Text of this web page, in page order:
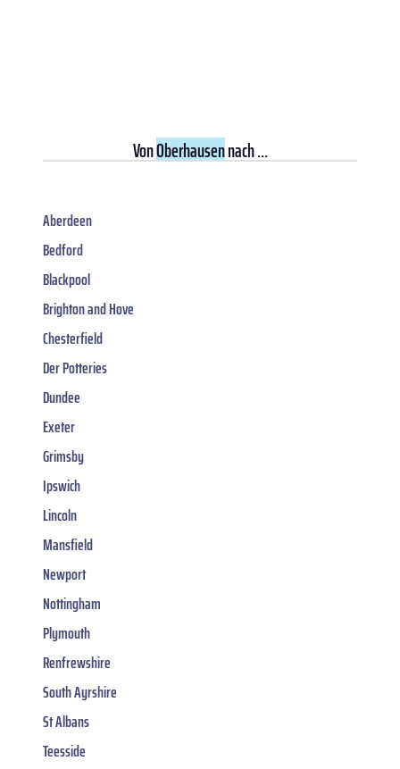
VonOberhausennach ...
Aberdeen
Bedford
Blackpool
Brighton and Hove
Chesterfield
Der Potteries
Dundee
Exeter
Grimsby
Ipswich
Lincoln
Mansfield
Newport
Nottingham
Plymouth
Renfrewshire
South Ayrshire
St Albans
Teesside